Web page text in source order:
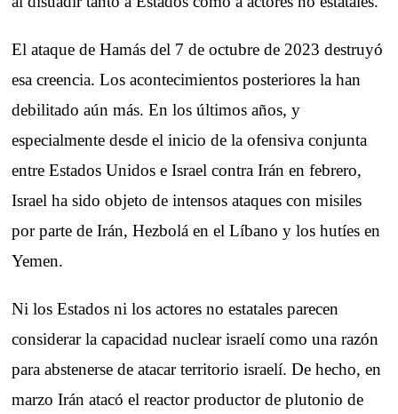
El ataque de Hamás del 7 de octubre de 2023 destruyó
esa creencia. Los acontecimientos posteriores la han
debilitado aún más. En los últimos años, y
especialmente desde el inicio de la ofensiva conjunta
entre Estados Unidos e Israel contra Irán en febrero,
Israel ha sido objeto de intensos ataques con misiles
por parte de Irán, Hezbolá en el Líbano y los hutíes en
Yemen.
Ni los Estados ni los actores no estatales parecen
considerar la capacidad nuclear israelí como una razón
para abstenerse de atacar territorio israelí. De hecho, en
marzo Irán atacó el reactor productor de plutonio de